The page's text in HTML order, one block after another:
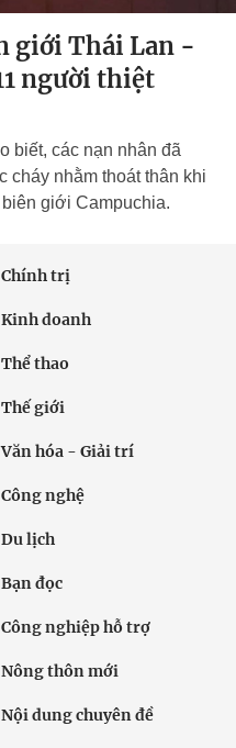
giới Thái Lan -
người thiệt
biết, các nạn nhân đã
cháy nhằm thoát thân khi
giới Campuchia.
Chính trị
Kinh doanh
Thể thao
Thế giới
Văn hóa - Giải trí
Công nghệ
Du lịch
Bạn đọc
Công nghiệp hỗ trợ
Nông thôn mới
Nội dung chuyên đề